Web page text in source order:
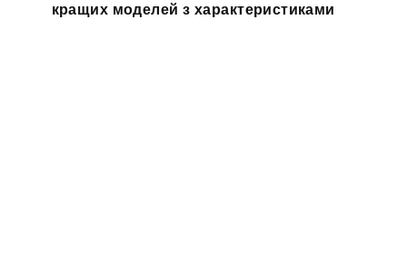
кращих моделей з характеристиками